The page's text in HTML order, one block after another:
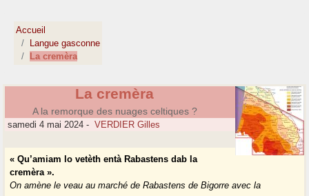
Accueil
Langue gasconne
La cremèra
La cremèra
A la remorque des nuages celtiques ?
samedi 4 mai 2024 - VERDIER Gilles
« Qu’amiam lo vetèth entà Rabastens dab la
cremèra ».
On amène le veau au marché de Rabastens de Bigorre avec la